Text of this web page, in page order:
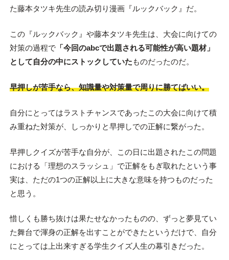
た藤本タツキ先生の読み切り漫画『ルックバック』だ。
この『ルックバック』や藤本タツキ先生は、大会に向けての
対策の過程で「今回のabcで出題される可能性が高い題材」
として自分の中にストックしていた ものだったのだ。
早押しが苦手なら、知識量や対策量で周りに勝てばいい。
自分にとってはラストチャンスであったこの大会に向けて積
み重ねた対策が、しっかりと早押しでの正解に繋がった。
早押しクイズが苦手な自分が、この日に出題されたこの問題
における「理想のスラッシュ」で正解をもぎ取れたという事
実は、ただの1つの正解以上に大きな意味を持つものだった
と思う。
惜しくも勝ち抜けは果たせなかったものの、ずっと夢見てい
た舞台で渾身の正解を出すことができたというだけで、自分
にとっては上出来すぎる学生クイズ人生の幕引きだった。